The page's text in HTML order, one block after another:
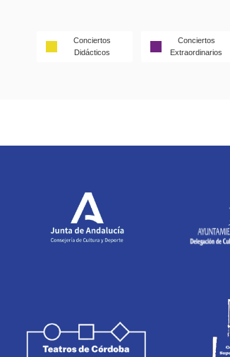
Conciertos
Didácticos
Conciertos
Extraordinarios